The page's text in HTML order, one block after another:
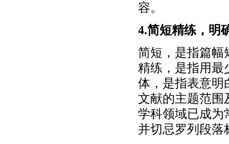
容。
4.简短精练，明
简短，是指篇幅
精练，是指用最
体，是指表意明
文献的主题范围
学科领域已成为
并切忌罗列段落